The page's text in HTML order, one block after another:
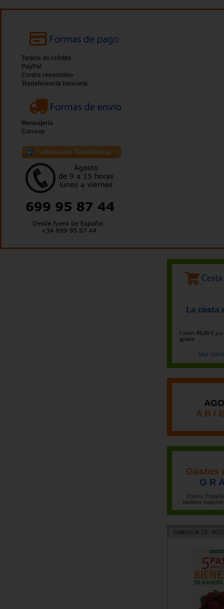
Tarjeta de crédito
PayPal
Contra reembolso
Transferencia bancaria
Mensajería
Correos
La cesta
Faltan 49,90 €
gratis
Ver
A B I
Gastos
G R
Envíos
pedidos